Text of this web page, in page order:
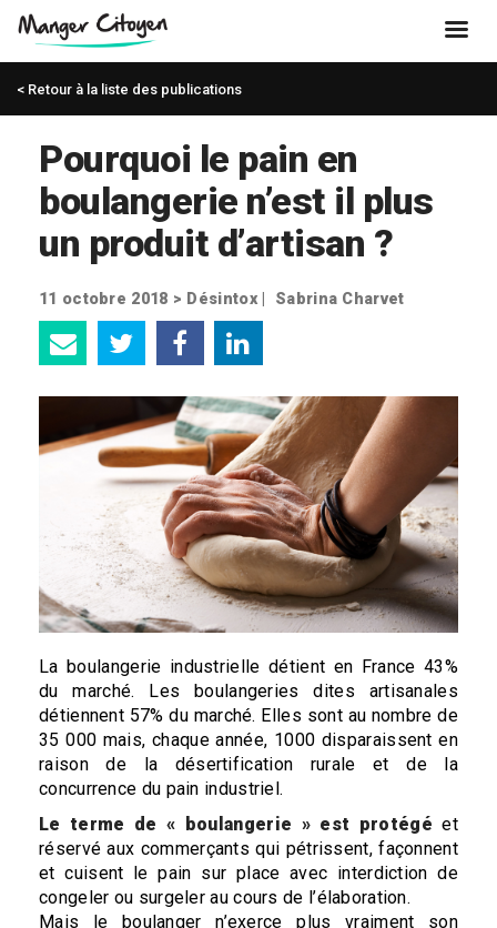
< Retour à la liste des publications
Pourquoi le pain en
boulangerie n’est il plus
un produit d’artisan ?
11 octobre 2018 > Désintox| Sabrina Charvet
La boulangerie industrielle détient en France 43%
du marché. Les boulangeries dites artisanales
détiennent 57% du marché. Elles sont au nombre de
35 000 mais, chaque année, 1000 disparaissent en
raison de la désertification rurale et de la
concurrence du pain industriel.
Le terme de « boulangerie » est protégéet
réservé aux commerçants qui pétrissent, façonnent
et cuisent le pain sur place avec interdiction de
congeler ou surgeler au cours de l’élaboration.
Mais le boulanger n’exerce plus vraiment son